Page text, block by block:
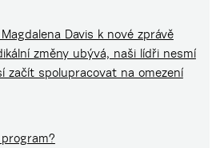
Davis k nové zprávě
změny ubývá, naši lídři nesmí
začít spolupracovat na omezení